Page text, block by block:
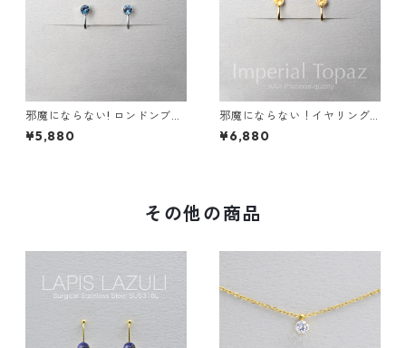
邪魔にならない! ロンドンブル
ートパーズ イヤリング 宝石質
AAA サージカルステンレス 金
¥5,880
邪魔にならない！イヤリング
インペリアル トパーズ AAA宝
石質 サージカルステンレス 誕
¥6,880
その他の商品